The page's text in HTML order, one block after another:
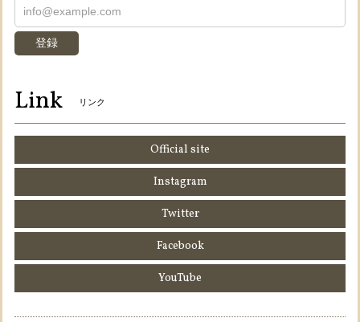
登録
Link リンク
Official site
Instagram
Twitter
Facebook
YouTube